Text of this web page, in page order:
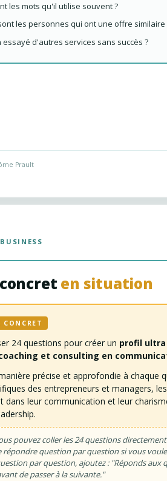
les mots qu'il utilise souvent ?
les personnes qui ont une offre similaire
essayé d'autres services sans succès ?
Prault
en situation
CONCRET
24 questions pour créer un profil
et consulting en
précise et approfondie à chaque
des entrepreneurs et managers,
dans leur communication et leur
pouvez coller les 24 questions
répondre question par question si vous
par question, ajoutez : "Réponds aux
de passer à la suivante."